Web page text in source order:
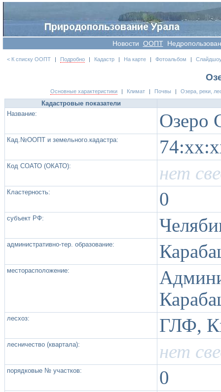
Новости OOПT
< К списку ООПТ | Подробно | Кадастр | На карте | Фотоальбом |
Основные характеристики Климат Почвы Озера, реки,
Кадастровые показатели
Название:
Озеро
Кад.№ООПТ и земельного.кадастра:
Код СОАТО (ОКАТО): нет
Кластерность: 0
субъект РФ:
административно-тер. образование:
месторасположение:
лесхоз: ГЛФ,
лесничество (квартала): нет
порядковые № участков: 0